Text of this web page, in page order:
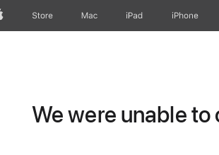
AppleStore Mac iPad iPhone
We were unable